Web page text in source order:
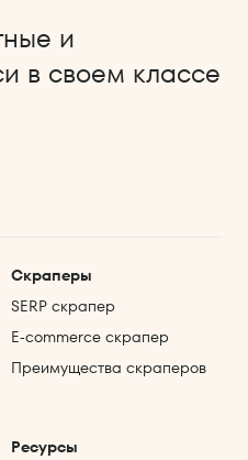
и
в своем классе
Скраперы
SERP скрапер
E‑commerce скрапер
Преимущества скраперов
Ресурсы